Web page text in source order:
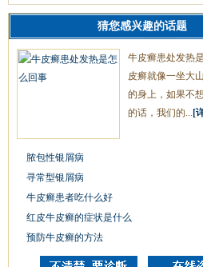
猜您感兴趣的话题
牛皮癣患处发热
皮癣就像一坐大
的身上，如果不
的话，我们的... [
脓包性银屑病
寻常型银屑病
牛皮癣患者吃什么好
红皮牛皮癣的症状是什么
预防牛皮癣的方法